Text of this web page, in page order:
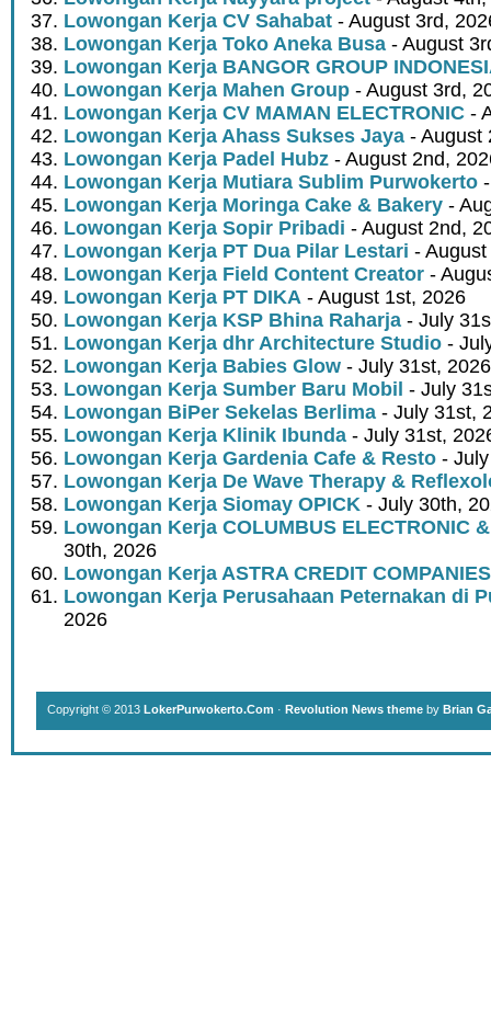
Lowongan Kerja CV Sahabat - August 3rd,
Lowongan Kerja Toko Aneka Busa - August
Lowongan Kerja BANGOR GROUP
Lowongan Kerja Mahen Group - August 3rd,
Lowongan Kerja CV MAMAN ELECTRONIC -
Lowongan Kerja Ahass Sukses Jaya - August
Lowongan Kerja Padel Hubz - August 2nd,
Lowongan Kerja Mutiara Sublim Purwokerto
Lowongan Kerja Moringa Cake & Bakery -
Lowongan Kerja Sopir Pribadi - August 2nd,
Lowongan Kerja PT Dua Pilar Lestari -
Lowongan Kerja Field Content Creator -
Lowongan Kerja PT DIKA - August 1st, 2026
Lowongan Kerja KSP Bhina Raharja - July
Lowongan Kerja dhr Architecture Studio -
Lowongan Kerja Babies Glow - July 31st, 2026
Lowongan Kerja Sumber Baru Mobil - July
Lowongan BiPer Sekelas Berlima - July 31st,
Lowongan Kerja Klinik Ibunda - July 31st,
Lowongan Kerja Gardenia Cafe & Resto -
Lowongan Kerja De Wave Therapy &
Lowongan Kerja Siomay OPICK - July 30th,
Lowongan Kerja COLUMBUS ELECTRONIC
30th, 2026
Lowongan Kerja ASTRA CREDIT COMPANIES
Lowongan Kerja Perusahaan Peternakan di
2026
Copyright © 2013 LokerPurwokerto.Com · Revolution News theme by Brian